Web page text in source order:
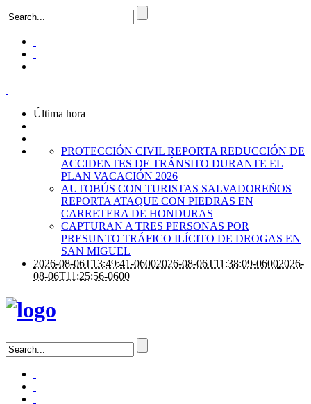
Última hora
PROTECCIÓN CIVIL REPORTA REDUCCIÓN DE
ACCIDENTES DE TRÁNSITO DURANTE EL
PLAN VACACIÓN 2026
AUTOBÚS CON TURISTAS SALVADOREÑOS
REPORTA ATAQUE CON PIEDRAS EN
CARRETERA DE HONDURAS
CAPTURAN A TRES PERSONAS POR
PRESUNTO TRÁFICO ILÍCITO DE DROGAS EN
SAN MIGUEL
2026-08-06T13:49:41-06002026-08-06T11:38:09-06002026-
08-06T11:25:56-0600